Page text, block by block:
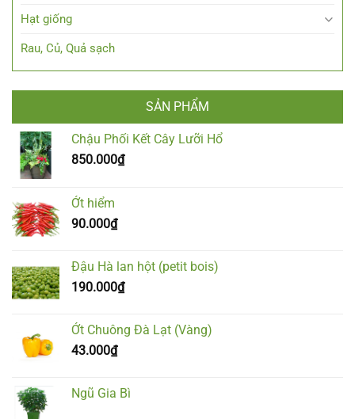
Hạt giống
Rau, Củ, Quả sạch
SẢN PHẨM
Chậu Phối Kết Cây Lưỡi Hổ
850.000₫
Ớt hiểm
90.000₫
Đậu Hà lan hột (petit bois)
190.000₫
Ớt Chuông Đà Lạt (Vàng)
43.000₫
Ngũ Gia Bì